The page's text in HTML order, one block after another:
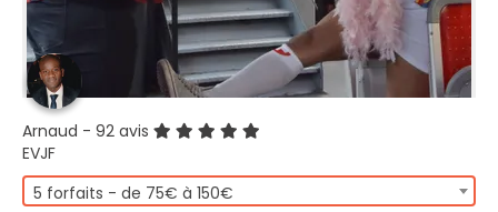
Arnaud - 92 avis
EVJF
5 forfaits - de 75€ à 150€